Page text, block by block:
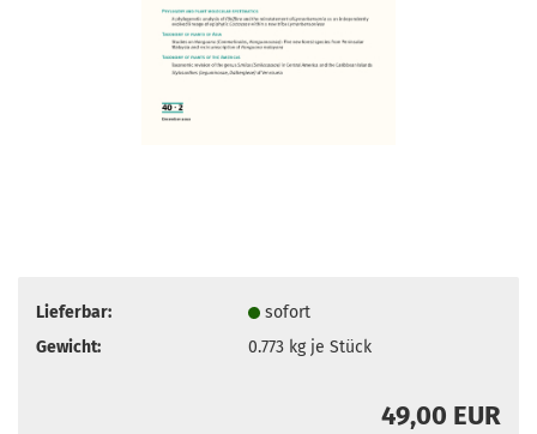
Lieferbar:
sofort
Gewicht:
0.773kg je Stück
49,00 EUR